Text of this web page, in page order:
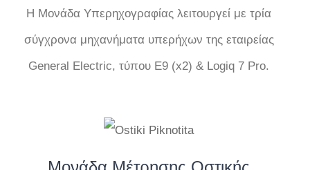
Η Μονάδα Υπερηχογραφίας λειτουργεί με τρία
σύγχρονα μηχανήματα υπερήχων της εταιρείας
General Electric, τύπου Ε9 (x2) & Logiq 7 Pro.